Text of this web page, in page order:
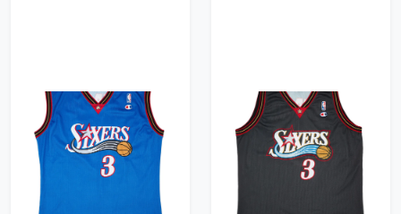
1999-00 Philadelphia
76ers Iverson #3
Champion Alternate
Jersey (Excellent) XL
1998-00 Philadelphia
76ers Iverson #3
Champion Away
Jersey (Excellent) XXL